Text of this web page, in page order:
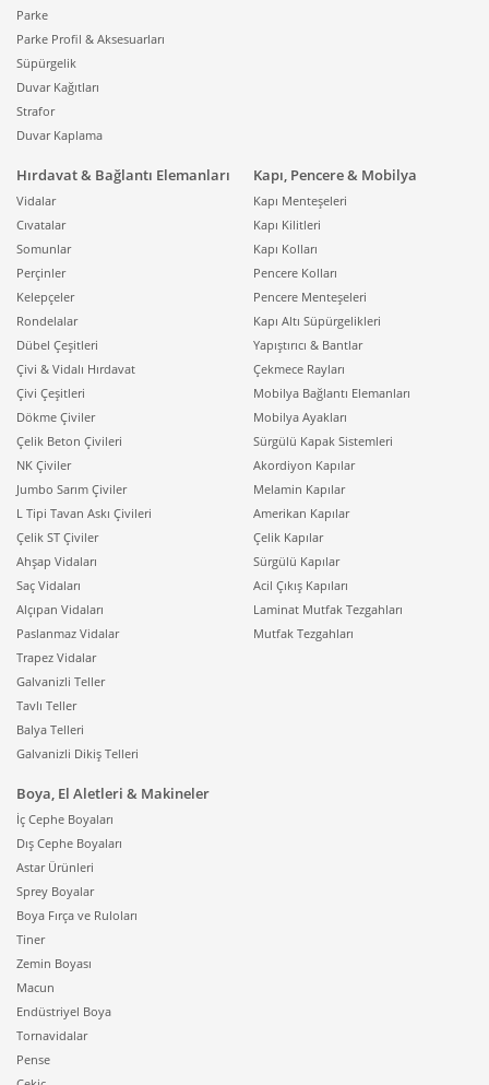
Parke
Parke Profil & Aksesuarları
Süpürgelik
Duvar Kağıtları
Strafor
Duvar Kaplama
Hırdavat & Bağlantı Elemanları
Vidalar
Cıvatalar
Somunlar
Perçinler
Kelepçeler
Rondelalar
Dübel Çeşitleri
Çivi & Vidalı Hırdavat
Çivi Çeşitleri
Dökme Çiviler
Çelik Beton Çivileri
NK Çiviler
Jumbo Sarım Çiviler
L Tipi Tavan Askı Çivileri
Çelik ST Çiviler
Ahşap Vidaları
Saç Vidaları
Alçıpan Vidaları
Paslanmaz Vidalar
Trapez Vidalar
Galvanizli Teller
Tavlı Teller
Balya Telleri
Galvanizli Dikiş Telleri
Kapı, Pencere & Mobilya
Kapı Menteşeleri
Kapı Kilitleri
Kapı Kolları
Pencere Kolları
Pencere Menteşeleri
Kapı Altı Süpürgelikleri
Yapıştırıcı & Bantlar
Çekmece Rayları
Mobilya Bağlantı Elemanları
Mobilya Ayakları
Sürgülü Kapak Sistemleri
Akordiyon Kapılar
Melamin Kapılar
Amerikan Kapılar
Çelik Kapılar
Sürgülü Kapılar
Acil Çıkış Kapıları
Laminat Mutfak Tezgahları
Mutfak Tezgahları
Boya, El Aletleri & Makineler
İç Cephe Boyaları
Dış Cephe Boyaları
Astar Ürünleri
Sprey Boyalar
Boya Fırça ve Ruloları
Tiner
Zemin Boyası
Macun
Endüstriyel Boya
Tornavidalar
Pense